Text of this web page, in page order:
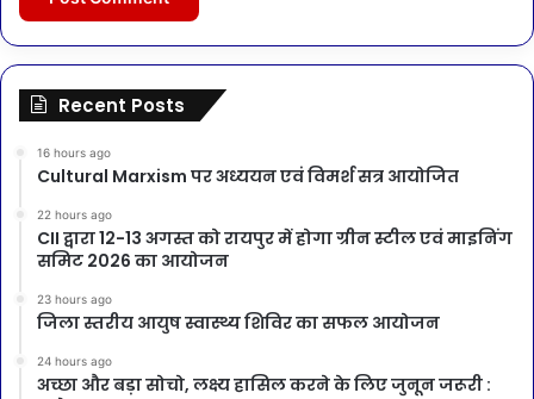
Recent Posts
16 hours ago
Cultural Marxism पर अध्ययन एवं विमर्श सत्र आयोजित
22 hours ago
CII द्वारा 12-13 अगस्त को रायपुर में होगा ग्रीन स्टील एवं माइनिंग
समिट 2026 का आयोजन
23 hours ago
जिला स्तरीय आयुष स्वास्थ्य शिविर का सफल आयोजन
24 hours ago
अच्छा और बड़ा सोचो, लक्ष्य हासिल करने के लिए जुनून जरूरी :